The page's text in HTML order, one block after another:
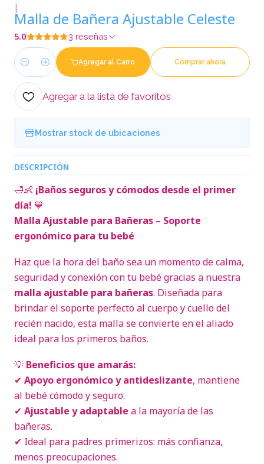
|
Malla de Bañera Ajustable Celeste
5.0 3 reseñas
Cantidad
Agregar al Carro Comprar ahora
Agregar a la lista de favoritos
Mostrar stock de ubicaciones
DESCRIPCIÓN
🛁👶 ¡Baños seguros y cómodos desde el primer
día! 💙
Malla Ajustable para Bañeras – Soporte
ergonómico para tu bebé
Haz que la hora del baño sea un momento de calma,
seguridad y conexión con tu bebé gracias a nuestra
malla ajustable para bañeras. Diseñada para
brindar el soporte perfecto al cuerpo y cuello del
recién nacido, esta malla se convierte en el aliado
ideal para los primeros baños.
💡 Beneficios que amarás:
✔ Apoyo ergonómico y antideslizante, mantiene
al bebé cómodo y seguro.
✔ Ajustable y adaptable a la mayoría de las
bañeras.
✔ Ideal para padres primerizos: más confianza,
menos preocupaciones.